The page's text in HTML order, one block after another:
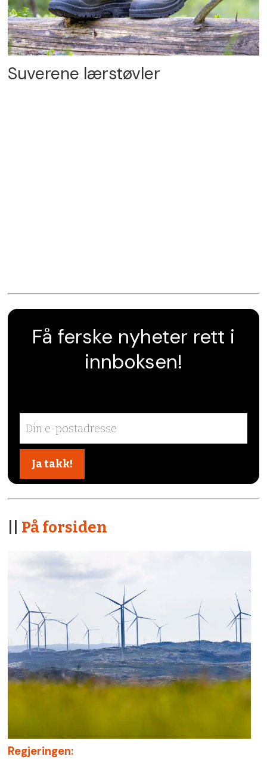
Suverene lærstøvler
Få ferske nyheter rett i
innboksen!
På forsiden
Regjeringen: